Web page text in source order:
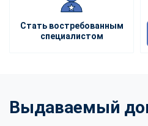
Стать востребованным
специалистом
Выдаваемый